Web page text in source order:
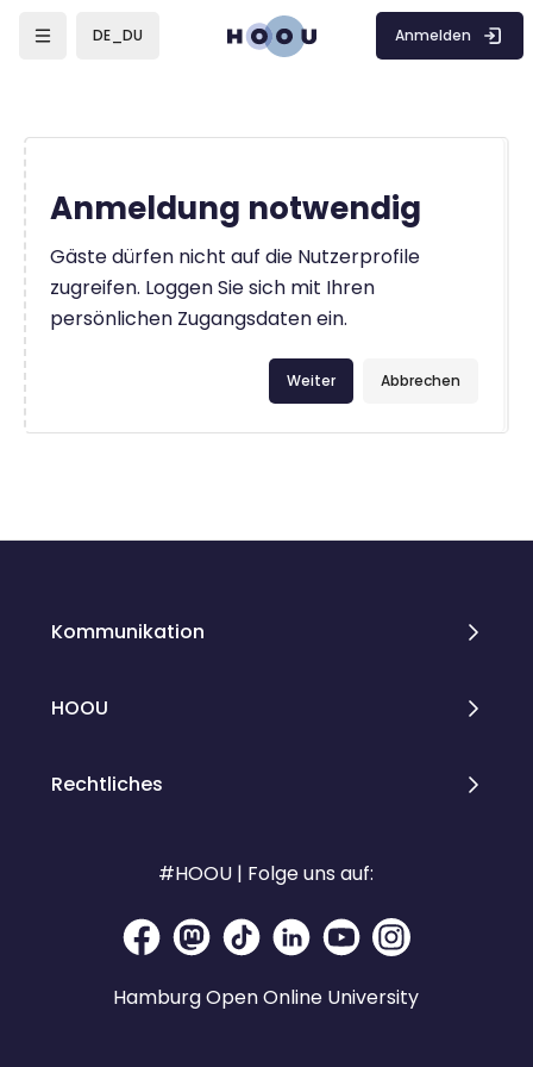
DE_DU Anmelden
Anmeldung notwendig
Gäste dürfen nicht auf die Nutzerprofile
zugreifen. Loggen Sie sich mit Ihren
persönlichen Zugangsdaten ein.
Abbrechen
Weiter
Kommunikation
HOOU
Rechtliches
#HOOU | Folge uns auf:
Hamburg Open Online University